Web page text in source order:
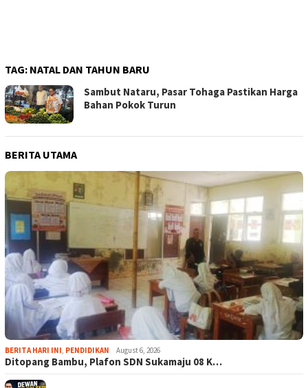
TAG: NATAL DAN TAHUN BARU
Sambut Nataru, Pasar Tohaga Pastikan Harga
Bahan Pokok Turun
BERITA UTAMA
BERITA HARI INI, PENDIDIKAN August 6, 2026
Ditopang Bambu, Plafon SDN Sukamaju 08 K…